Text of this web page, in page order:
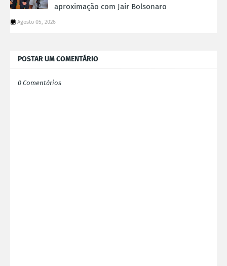
aproximação com Jair Bolsonaro
Agosto 05, 2026
POSTAR UM COMENTÁRIO
0 Comentários